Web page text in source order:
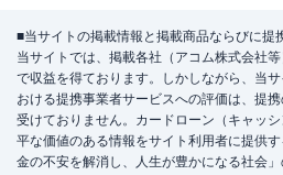
■当サイトの掲載情報と掲載商品ならびに提
当サイトでは、掲載各社（アコム株式会社
で収益を得ております。しかしながら、当
おける提携事業者サービスへの評価は、提
受けておりません。カードローン（キャッ
平な価値のある情報をサイト利用者に提供
金の不安を解消し、人生が豊かになる社会」